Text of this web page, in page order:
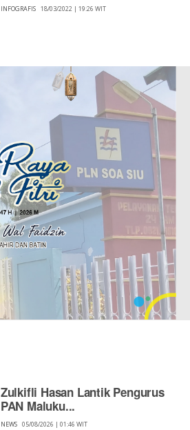
INFOGRAFIS 18/03/2022 | 19:26 WIT
Zulkifli Hasan Lantik Pengurus
PAN Maluku...
NEWS 05/08/2026 | 01:46 WIT